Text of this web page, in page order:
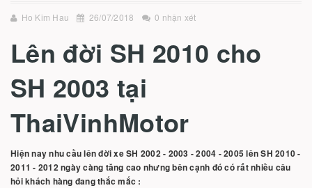
Ho Kim Hau 26/07/2018 0 nhận xét
Lên đời SH 2010 cho
SH 2003 tại
ThaiVinhMotor
Hiện nay nhu cầu lên đời xe SH 2002 - 2003 - 2004 - 2005 lên SH 2010 -
2011 - 2012 ngày càng tăng cao nhưng bên cạnh đó có rất nhiều câu
hỏi khách hàng đang thắc mắc :